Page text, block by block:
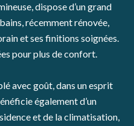
dispose d’un grand
récemment rénovée,
et ses finitions soignées.
pour plus de confort.
avec goût, dans un esprit
également d’un
et de la climatisation,